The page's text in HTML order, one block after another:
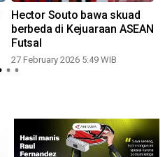
Hector Souto bawa skuad
berbeda di Kejuaraan ASEAN
Futsal
27 February 2026 5:49 WIB